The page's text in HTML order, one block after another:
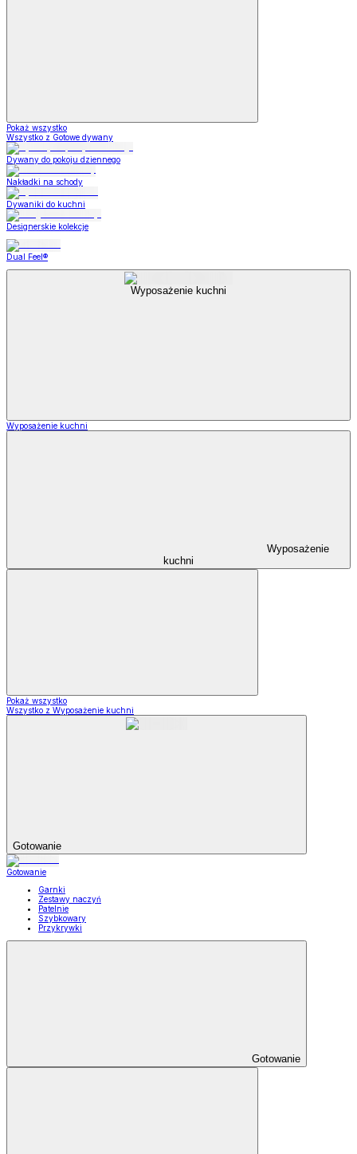
Pokaż wszystko
Wszystko z Gotowe dywany
Dywany do pokoju dziennego
Nakładki na schody
Dywaniki do kuchni
Designerskie kolekcje
Dual Feel®
Wyposażenie kuchni
Wyposażenie kuchni
Wyposażenie
kuchni
Pokaż wszystko
Wszystko z Wyposażenie kuchni
Gotowanie
Gotowanie
Garnki
Zestawy naczyń
Patelnie
Szybkowary
Przykrywki
Gotowanie